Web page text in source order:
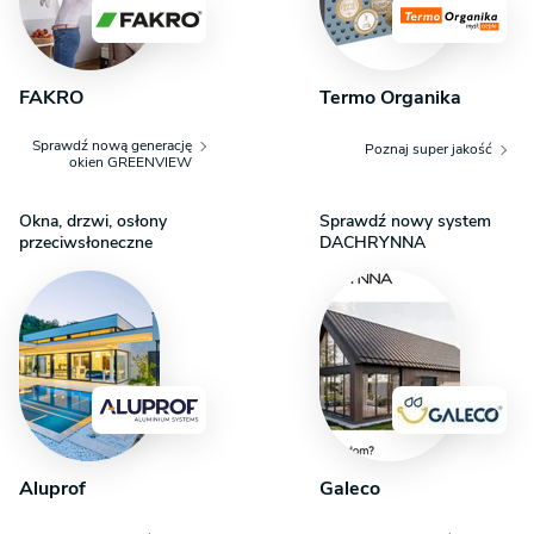
biblioteczkę lub strefę relaksu.
FAKRO
Sprawdź nową generację
okien GREENVIEW
Termo Organika
Poznaj super jakość
Okna, drzwi, osłony
przeciwsłoneczne
Aluprof
Sprawdź nowy system
DACHRYNNA
Galeco